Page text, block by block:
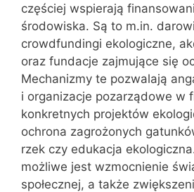
częściej wspierają
środowiska. Są to m.in.
crowdfundingi ekologiczne,
oraz fundacje zajmujące się
Mechanizmy te pozwalają
i organizacje pozarządowe w
konkretnych projektów
ochrona zagrożonych
rzek czy edukacja
możliwe jest wzmocnienie
społecznej, a także